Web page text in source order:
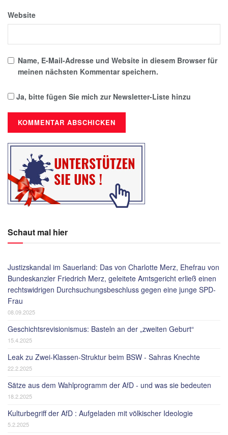
Website
Name, E-Mail-Adresse und Website in diesem Browser für
meinen nächsten Kommentar speichern.
Ja, bitte fügen Sie mich zur Newsletter-Liste hinzu
Schaut mal hier
Justizskandal im Sauerland: Das von Charlotte Merz, Ehefrau von
Bundeskanzler Friedrich Merz, geleitete Amtsgericht erließ einen
rechtswidrigen Durchsuchungsbeschluss gegen eine junge SPD-
Frau
08.09.2025
Geschichtsrevisionismus: Basteln an der „zweiten Geburt“
15.4.2025
Leak zu Zwei-Klassen-Struktur beim BSW - Sahras Knechte
22.2.2025
Sätze aus dem Wahlprogramm der AfD - und was sie bedeuten
18.2.2025
Kulturbegriff der AfD : Aufgeladen mit völkischer Ideologie
5.2.2025